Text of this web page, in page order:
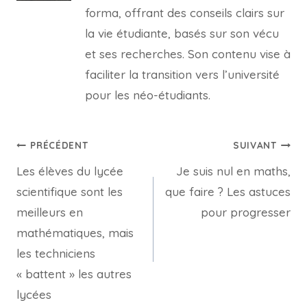
forma, offrant des conseils clairs sur
la vie étudiante, basés sur son vécu
et ses recherches. Son contenu vise à
faciliter la transition vers l’université
pour les néo-étudiants.
Navigation
de
l’article
PRÉCÉDENT
Les élèves du lycée
scientifique sont les
meilleurs en
mathématiques, mais
les techniciens
« battent » les autres
lycées
SUIVANT
Je suis nul en maths,
que faire ? Les astuces
pour progresser